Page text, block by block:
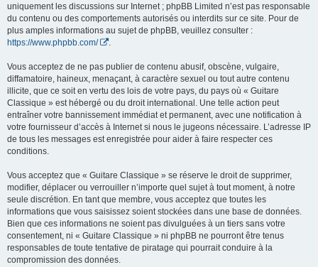
uniquement les discussions sur Internet ; phpBB Limited n’est pas responsable
du contenu ou des comportements autorisés ou interdits sur ce site. Pour de
plus amples informations au sujet de phpBB, veuillez consulter :
https://www.phpbb.com/
Vous acceptez de ne pas publier de contenu abusif, obscène, vulgaire,
diffamatoire, haineux, menaçant, à caractère sexuel ou tout autre contenu
illicite, que ce soit en vertu des lois de votre pays, du pays où « Guitare
Classique » est hébergé ou du droit international. Une telle action peut
entraîner votre bannissement immédiat et permanent, avec une notification à
votre fournisseur d’accès à Internet si nous le jugeons nécessaire. L’adresse IP
de tous les messages est enregistrée pour aider à faire respecter ces
conditions.
Vous acceptez que « Guitare Classique » se réserve le droit de supprimer,
modifier, déplacer ou verrouiller n’importe quel sujet à tout moment, à notre
seule discrétion. En tant que membre, vous acceptez que toutes les
informations que vous saisissez soient stockées dans une base de données.
Bien que ces informations ne soient pas divulguées à un tiers sans votre
consentement, ni « Guitare Classique » ni phpBB ne pourront être tenus
responsables de toute tentative de piratage qui pourrait conduire à la
compromission des données.